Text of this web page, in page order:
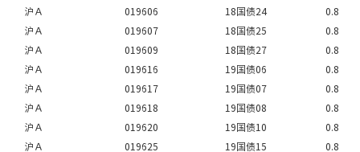
沪Ａ
019606 18国债24
0.8
沪Ａ
019607 18国债25
0.8
沪Ａ
019609 18国债27
0.8
沪Ａ
019616 19国债06
0.8
沪Ａ
019617 19国债07
0.8
沪Ａ
019618 19国债08
0.8
沪Ａ
019620 19国债10
0.8
沪Ａ
019625 19国债15
0.8